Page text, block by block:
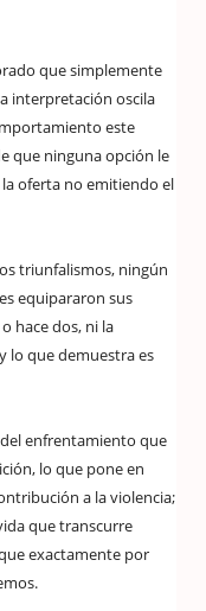
que simplemente
interpretación oscila
este
que ninguna opción le
oferta no emitiendo el
triunfalismos, ningún
equipararon sus
hace dos, ni la
lo que demuestra es
enfrentamiento que
lo que pone en
a la violencia;
que transcurre
exactamente por